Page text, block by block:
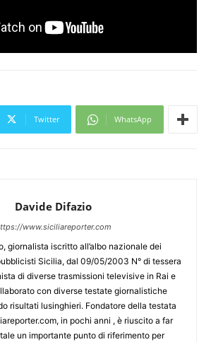
Twitter WhatsApp
Davide Difazio
www.siciliareporter.com
giornalista iscritto all’albo nazionale dei
Sicilia, dal 09/05/2003 N° di tessera
di diverse trasmissioni televisive in Rai e
con diverse testate giornalistiche
risultati lusinghieri. Fondatore della testata
in pochi anni , è riuscito a far
un importante punto di riferimento per